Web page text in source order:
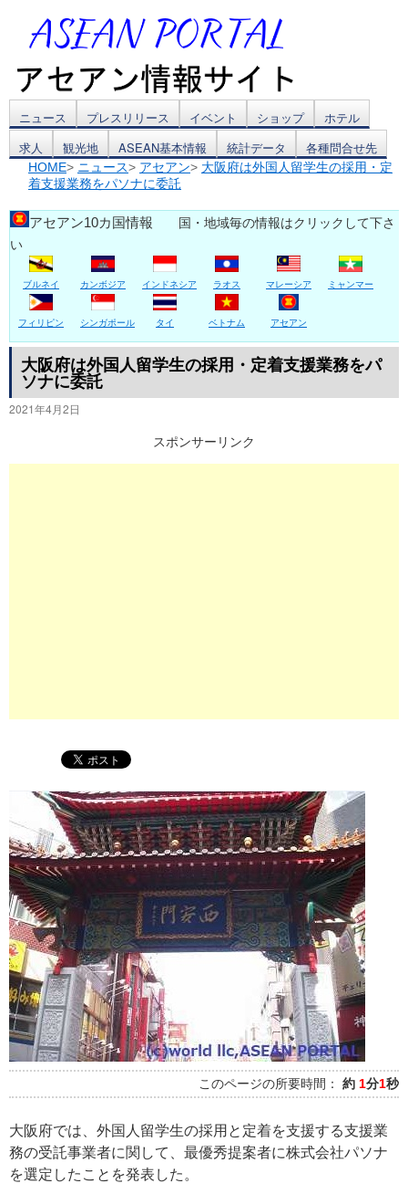
コ
ン
テ
ン
ツ
へ
ス
キ
ッ
ニュース プレスリリース イベント ショップ
ホテル
求人
観光地 ASEAN基本情報 統計データ 各種問合せ先
HOME> ニュース> アセアン> 大阪府は外国人留学生の採用・定
着支援業務をパソナに委託
アセアン10カ国情報 国・地域毎の情報はクリックして下さ
い
ブルネイ カンボジア インドネシア ラオス マレーシア ミャンマー
フィリピン シンガポール タイ ベトナム アセアン
大阪府は外国人留学生の採用・定着支援業務をパ
ソナに委託
2021年4月2日
スポンサーリンク
このページの所要時間： 約 1分1秒
大阪府では、外国人留学生の採用と定着を支援する支援業
務の受託事業者に関して、最優秀提案者に株式会社パソナ
を選定したことを発表した。